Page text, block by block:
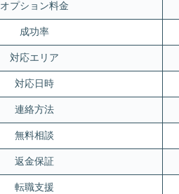
オプション料金
成功率
対応エリア
対応日時
連絡方法
無料相談
返金保証
転職支援